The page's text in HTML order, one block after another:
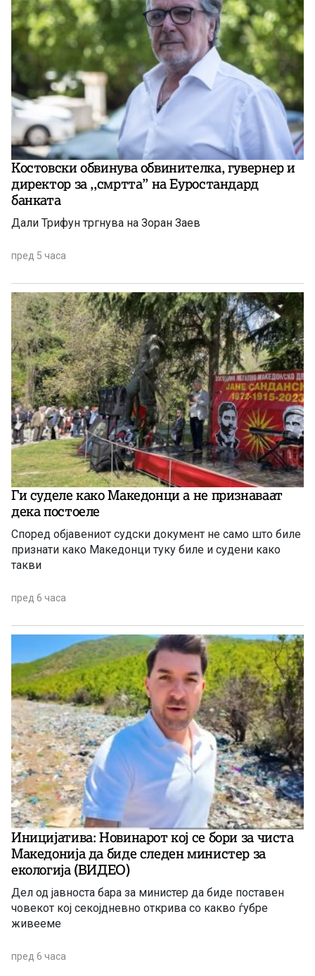
Костовски обвинува обвинителка, гувернер и
директор за ,,смртта” на Еуростандард
банката
Дали Трифун тргнува на Зоран Заев
пред 5 часа
Ги суделе како Македонци а не признаваат
дека постоеле
Според објавениот судски документ не само што биле
признати како Македонци туку биле и судени како
такви
пред 6 часа
Иницијатива: Новинарот кој се бори за чиста
Македонија да биде следен министер за
екологија (ВИДЕО)
Дел од јавноста бара за министер да биде поставен
човекот кој секојдневно открива со какво ѓубре
живееме
пред 6 часа